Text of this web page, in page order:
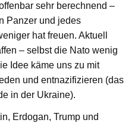
sehr berechnend –
Panzer und jedes
hat freuen. Aktuell
– selbst die Nato wenig
Idee käme uns zu mit
und entnazifizieren (das
in der Ukraine).
Erdogan, Trump und